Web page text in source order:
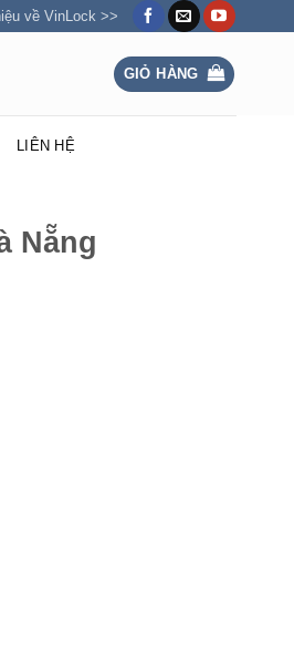
về VinLock >>
GIỎ HÀNG
LIÊN HỆ
Nẵng